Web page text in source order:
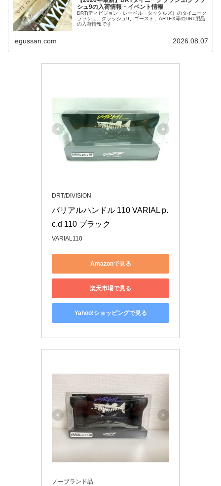
シュ9の入荷情報・イベント情報
DRT(ディビジョン・レーベル・タックルズ）のタイニーク
ラッシュ、クラッシュ9、ゴースト、ARTEX等のDRT製品
の入荷情報です
egussan.com 2026.08.07
DRT/DIVISION
バリアルハンドル 110 VARIAL p.
c.d 110 ブラック
VARIAL110
Amazonで見る
楽天市場で見る
Yahoo!ショッピングで見る
ノーブランド品